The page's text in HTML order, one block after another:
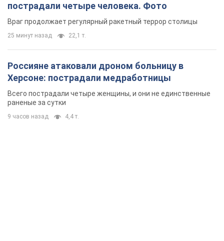
пострадали четыре человека. Фото
Враг продолжает регулярный ракетный террор столицы
25 минут назад 22,1 т.
Россияне атаковали дроном больницу в
Херсоне: пострадали медработницы
Всего пострадали четыре женщины, и они не единственные
раненые за сутки
9 часов назад 4,4 т.